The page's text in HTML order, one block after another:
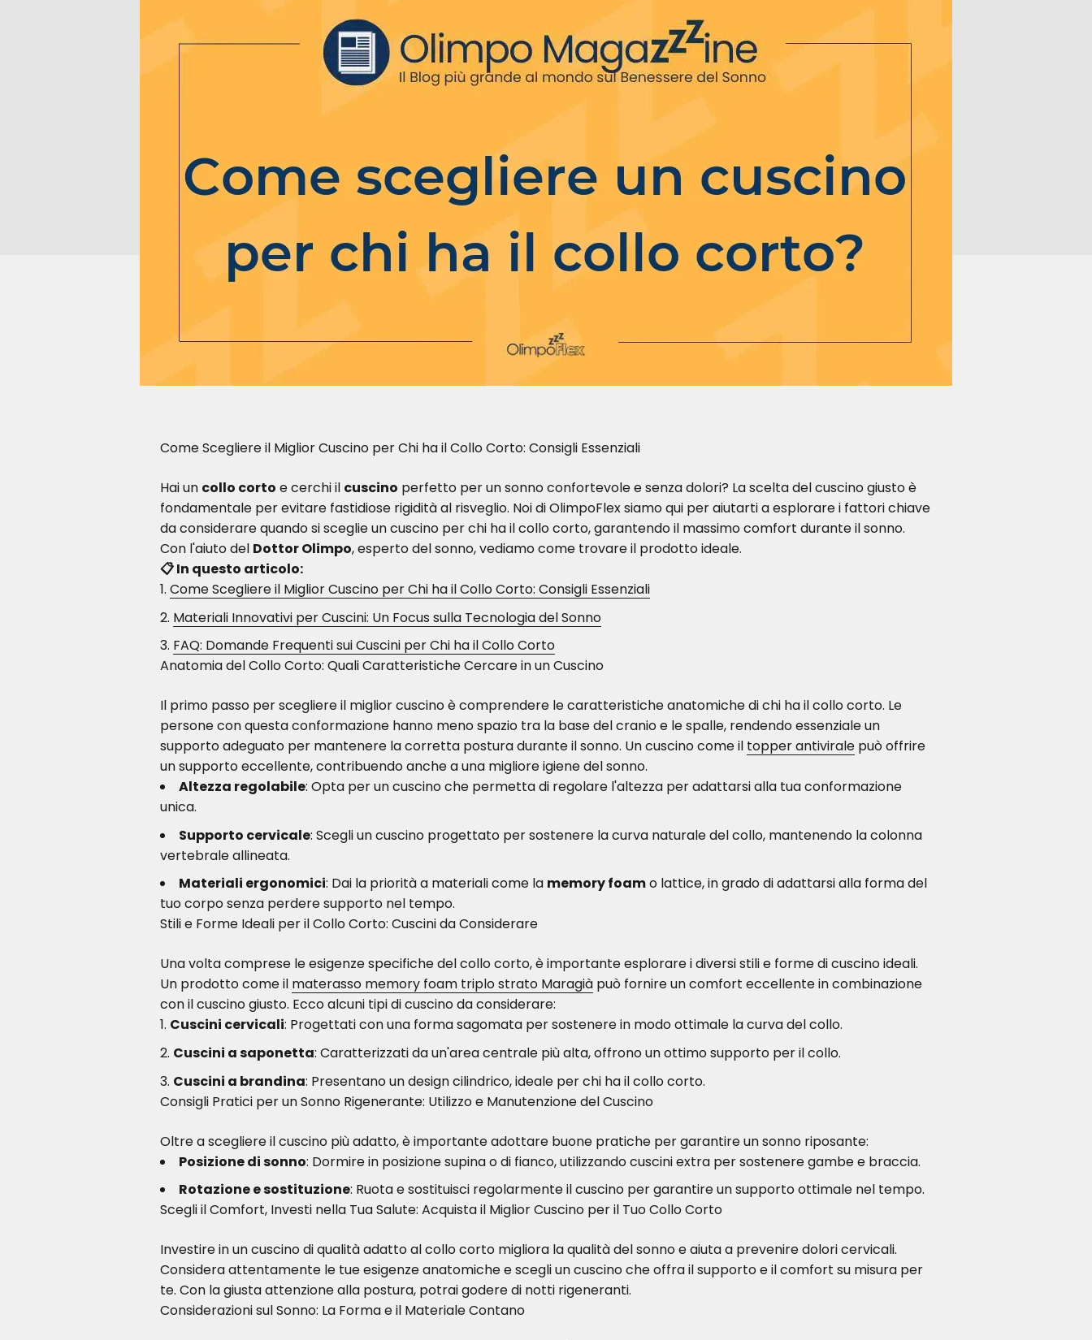
Come Scegliere il Miglior Cuscino per Chi ha il Collo Corto: Consigli Essenziali
Hai un collo corto e cerchi il cuscino perfetto per un sonno confortevole e senza dolori? La scelta del cuscino giusto è
fondamentale per evitare fastidiose rigidità al risveglio. Noi di OlimpoFlex siamo qui per aiutarti a esplorare i fattori chiave
da considerare quando si sceglie un cuscino per chi ha il collo corto, garantendo il massimo comfort durante il sonno.
Con l'aiuto del Dottor Olimpo, esperto del sonno, vediamo come trovare il prodotto ideale.
📋 In questo articolo:
Come Scegliere il Miglior Cuscino per Chi ha il Collo Corto: Consigli Essenziali
Materiali Innovativi per Cuscini: Un Focus sulla Tecnologia del Sonno
FAQ: Domande Frequenti sui Cuscini per Chi ha il Collo Corto
Anatomia del Collo Corto: Quali Caratteristiche Cercare in un Cuscino
Il primo passo per scegliere il miglior cuscino è comprendere le caratteristiche anatomiche di chi ha il collo corto. Le
persone con questa conformazione hanno meno spazio tra la base del cranio e le spalle, rendendo essenziale un
supporto adeguato per mantenere la corretta postura durante il sonno. Un cuscino come il topper antivirale può offrire
un supporto eccellente, contribuendo anche a una migliore igiene del sonno.
Altezza regolabile: Opta per un cuscino che permetta di regolare l'altezza per adattarsi alla tua conformazione
unica.
Supporto cervicale: Scegli un cuscino progettato per sostenere la curva naturale del collo, mantenendo la colonna
vertebrale allineata.
Materiali ergonomici: Dai la priorità a materiali come la memory foamo lattice, in grado di adattarsi alla forma del
tuo corpo senza perdere supporto nel tempo.
Stili e Forme Ideali per il Collo Corto: Cuscini da Considerare
Una volta comprese le esigenze specifiche del collo corto, è importante esplorare i diversi stili e forme di cuscino ideali.
Un prodotto come il materasso memory foam triplo strato Maragià può fornire un comfort eccellente in combinazione
con il cuscino giusto. Ecco alcuni tipi di cuscino da considerare:
Cuscini cervicali: Progettati con una forma sagomata per sostenere in modo ottimale la curva del collo.
Cuscini a saponetta: Caratterizzati da un'area centrale più alta, offrono un ottimo supporto per il collo.
Cuscini a brandina: Presentano un design cilindrico, ideale per chi ha il collo corto.
Consigli Pratici per un Sonno Rigenerante: Utilizzo e Manutenzione del Cuscino
Oltre a scegliere il cuscino più adatto, è importante adottare buone pratiche per garantire un sonno riposante:
Posizione di sonno: Dormire in posizione supina o di fianco, utilizzando cuscini extra per sostenere gambe e braccia.
Rotazione e sostituzione: Ruota e sostituisci regolarmente il cuscino per garantire un supporto ottimale nel tempo.
Scegli il Comfort, Investi nella Tua Salute: Acquista il Miglior Cuscino per il Tuo Collo Corto
Investire in un cuscino di qualità adatto al collo corto migliora la qualità del sonno e aiuta a prevenire dolori cervicali.
Considera attentamente le tue esigenze anatomiche e scegli un cuscino che offra il supporto e il comfort su misura per
te. Con la giusta attenzione alla postura, potrai godere di notti rigeneranti.
Considerazioni sul Sonno: La Forma e il Materiale Contano